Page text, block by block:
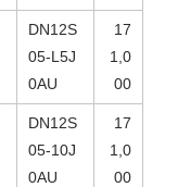
DN12S
05-L5J
0AU
17
1,0
00
DN12S
05-10J
0AU
17
1,0
00